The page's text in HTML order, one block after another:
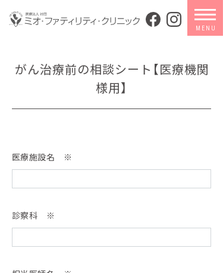
がん治療前の相談シート【医療機関
様用】
医療施設名 ※
診察科 ※